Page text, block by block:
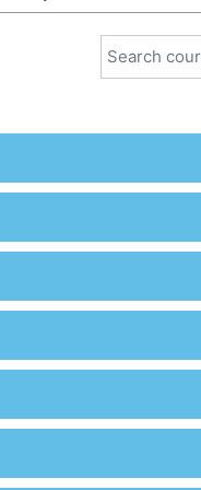
Search